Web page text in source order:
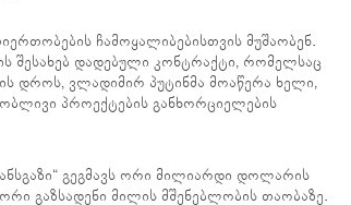
ჩამოყალიბებისთვის მუშაობენ.
შესახებ დადებული კონტრაქტი, რომელსაც
დროს, ვლადიმირ პუტინმა მოაწერა ხელი,
პროექტების განხორციელების
გეგმავს ორი მილიარდი დოლარის
გაზსადენი მილის მშენებლობის თაობაზე.